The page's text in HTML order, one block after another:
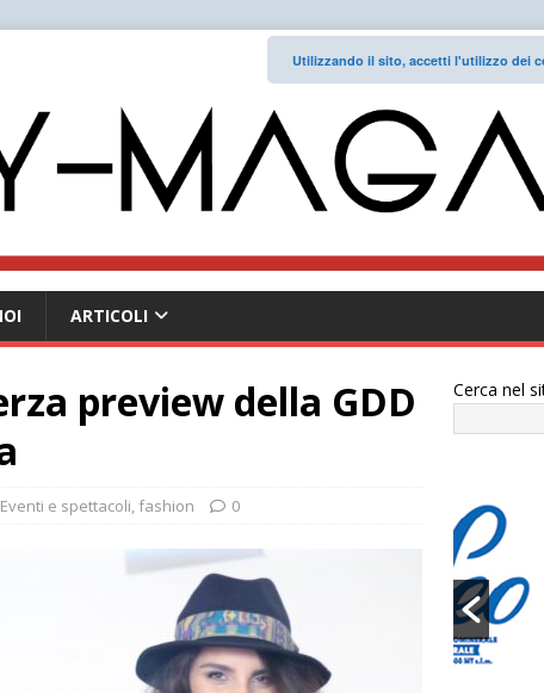
ARTICOLI
preview della GDD
Eventi e spettacoli, fashion 0
Cerca nel
Utilizzando il sito, accetti l'utilizzo dei